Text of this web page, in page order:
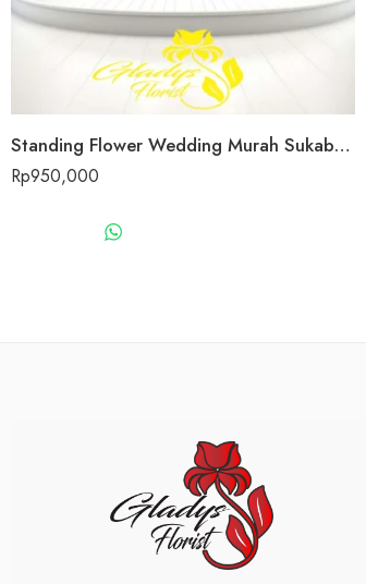
Standing Flower Wedding Murah Sukabumi
Rp950,000